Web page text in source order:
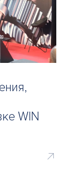
WIN